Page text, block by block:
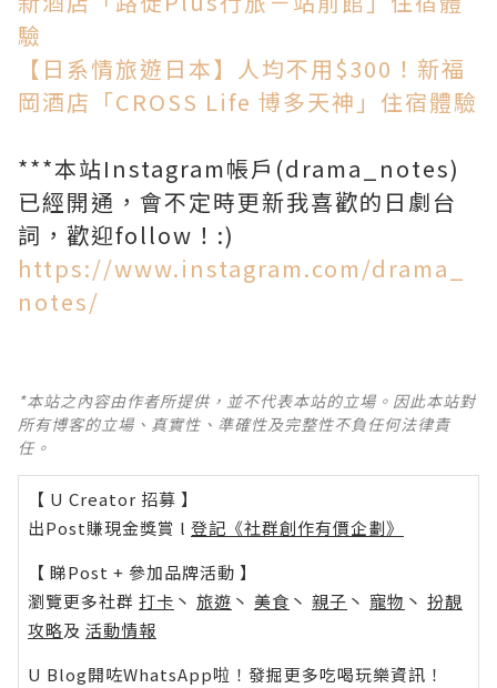
驗
【日系情旅遊日本】人均不用$300！新福
岡酒店「CROSS Life 博多天神」住宿體驗
***本站Instagram帳戶(drama_notes)
已經開通，會不定時更新我喜歡的日劇台
詞，歡迎follow！:)
https://www.instagram.com/drama_
notes/
*本站之內容由作者所提供，並不代表本站的立場。因此本站對
所有博客的立場、真實性、準確性及完整性不負任何法律責
任。
【 U Creator 招募 】
出Post賺現金獎賞 l 登記《社群創作有價企劃》
【 睇Post + 參加品牌活動 】
瀏覽更多社群 打卡 丶 旅遊 丶 美食 丶 親子 丶 寵物 丶 扮靚
攻略及 活動情報
U Blog開咗WhatsApp啦！發掘更多吃喝玩樂資訊！